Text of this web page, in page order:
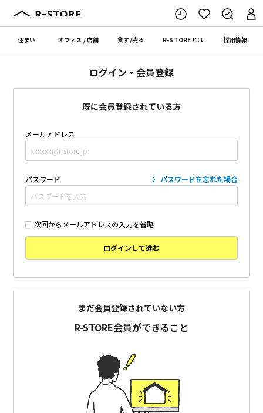
住まい オフィス /店舗 貸す/売る R-STOREとは 採用情報
ログイン・会員登録
既に会員登録されている方
メールアドレス
パスワード パスワードを忘れた場合
次回からメールアドレスの入力を省略
ログインして進む
まだ会員登録されていない方
R-STORE会員ができること